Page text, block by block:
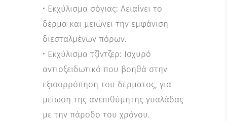
• Εκχύλισμα σόγιας: Λειαίνει το
δέρμα και μειώνει την εμφάνιση
διεσταλμένων πόρων.
• Εκχύλισμα τζίντζερ: Ισχυρό
αντιοξειδωτικό που βοηθά στην
εξισορρόπηση του δέρματος, για
μείωση της ανεπιθύμητης γυαλάδας
με την πάροδο του χρόνου.